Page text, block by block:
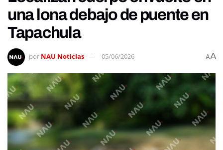
una lona debajo de puente en
Tapachula
por NAU Noticias 05/06/2026 AA